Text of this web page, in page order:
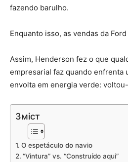
fazendo barulho.
Enquanto isso, as vendas da
Assim, Henderson fez o que
empresarial faz quando enfrenta
envolta em energia verde:
Зміст
O espetáculo do navio
“Vintura” vs. “Construído aqui”